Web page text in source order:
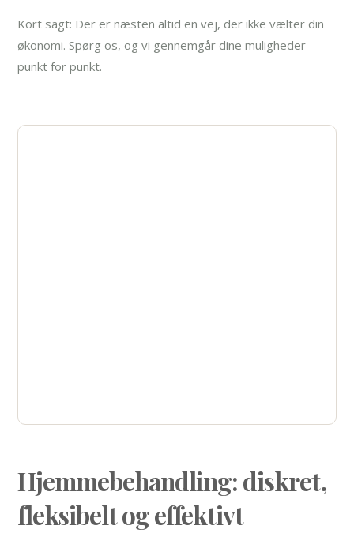
Kort sagt: Der er næsten altid en vej, der ikke vælter din
økonomi. Spørg os, og vi gennemgår dine muligheder
punkt for punkt.
Hjemmebehandling: diskret,
fleksibelt og effektivt